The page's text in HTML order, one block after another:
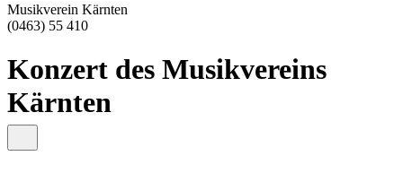
Musikverein Kärnten
(0463) 55 410
Konzert des Musikvereins
Kärnten